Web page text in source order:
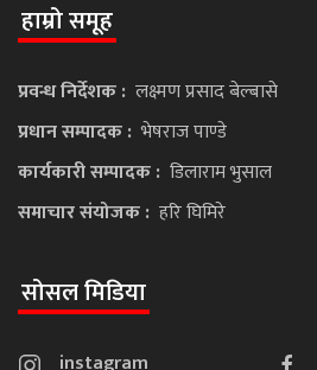
हाम्रो समूह
प्रवन्ध निर्देशक : लक्ष्मण प्रसाद बेल्बासे
प्रधान सम्पादक : भेषराज पाण्डे
कार्यकारी सम्पादक : डिलाराम भुसाल
समाचार संयोजक : हरि घिमिरे
सोसल मिडिया